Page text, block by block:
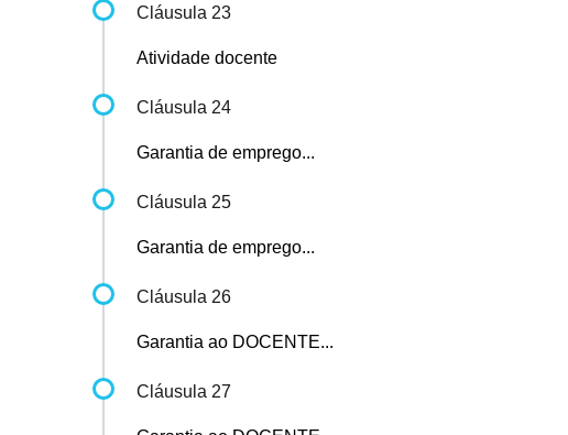
Cláusula 23
Atividade docente
Cláusula 24
Garantia de emprego...
Cláusula 25
Garantia de emprego...
Cláusula 26
Garantia ao DOCENTE...
Cláusula 27